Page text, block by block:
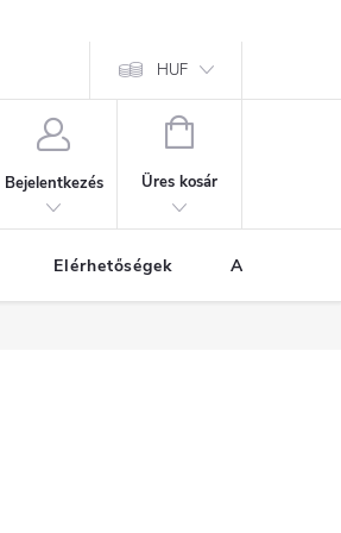
HUF
Bejelentkezés
KOSÁR
Üres kosár
Elérhetőségek A vásárlás